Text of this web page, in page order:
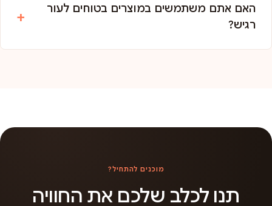
האם אתם משתמשים במוצרים בטוחים לעור
רגיש?
מוכנים להתחיל?
תנו לכלב שלכם את החוויה